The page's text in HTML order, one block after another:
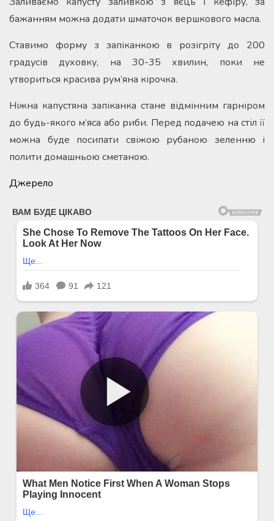
бажанням можна додати шматочок вершкового масла.
Ставимо форму з запіканкою в розігріту до 200
градусів духовку, на 30-35 хвилин, поки не
утвориться красива рум’яна кірочка.
Ніжна капустяна запіканка стане відмінним гарніром
до будь-якого м’яса або риби. Перед подачею на стіл її
можна буде посипати свіжою рубаною зеленню і
полити домашньою сметаною.
Джерело